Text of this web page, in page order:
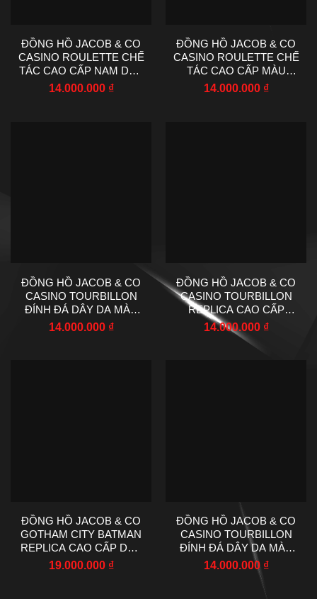
ĐỒNG HỒ JACOB & CO
CASINO ROULETTE CHẾ
TÁC CAO CẤP NAM DÂY
DA MÀU ĐEN 44MM
14.000.000 ₫
ĐỒNG HỒ JACOB & CO
CASINO ROULETTE CHẾ
TÁC CAO CẤP MÀU
VÀNG HỒNG DÂY DA
14.000.000 ₫
ĐỒNG HỒ JACOB & CO
CASINO TOURBILLON
ĐÍNH ĐÁ DÂY DA MÀU
XANH REPLICA AMG
14.000.000 ₫
ĐỒNG HỒ JACOB & CO
CASINO TOURBILLON
REPLICA CAO CẤP
XƯỞNG AMG 41MM
14.000.000 ₫
ĐỒNG HỒ JACOB & CO
GOTHAM CITY BATMAN
REPLICA CAO CẤP DÂY
CAO SU 44MM
19.000.000 ₫
ĐỒNG HỒ JACOB & CO
CASINO TOURBILLON
ĐÍNH ĐÁ DÂY DA MÀU
ĐEN REPLICA AMG
14.000.000 ₫